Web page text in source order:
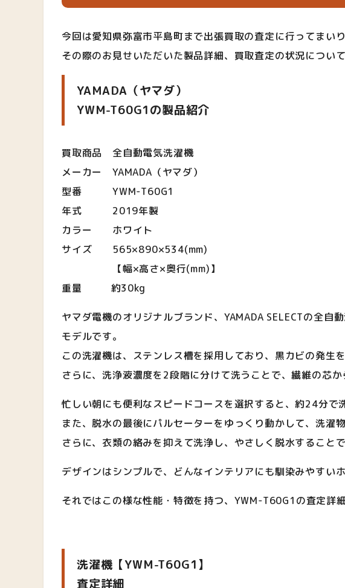
今回は愛知県弥富市平島町まで出張買取の査定に行ってまいり
その際のお見せいただいた製品詳細、買取査定の状況につい
YAMADA（ヤマダ）
YWM-T60G1の製品紹介
買取商品 全自動電気洗濯機
メーカー YAMADA（ヤマダ）
型番 YWM-T60G1
年式 2019年製
カラー ホワイト
サイズ 565×890×534(mm)
【幅×高さ×奥行(mm)】
重量 約30kg
ヤマダ電機のオリジナルブランド、YAMADA SELECTの全
モデルです。
この洗濯機は、ステンレス槽を採用しており、黒カビの発生
さらに、洗浄液濃度を2段階に分けて洗うことで、繊維の芯
忙しい朝にも便利なスピードコースを選択すると、約24分で
また、脱水の最後にパルセーターをゆっくり動かして、洗濯
さらに、衣類の絡みを抑えて洗浄し、やさしく脱水すること
デザインはシンプルで、どんなインテリアにも馴染みやすい
それではこの様な性能・特徴を持つ、YWM-T60G1の査定詳
洗濯機【YWM-T60G1】
査定詳細